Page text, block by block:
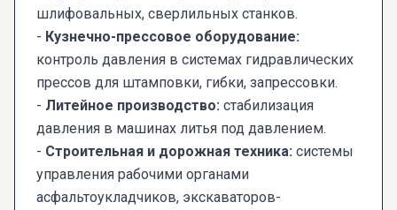
шлифовальных, сверлильных станков.
- Кузнечно-прессовое оборудование:
контроль давления в системах гидравлических
прессов для штамповки, гибки, запрессовки.
- Литейное производство: стабилизация
давления в машинах литья под давлением.
- Строительная и дорожная техника: системы
управления рабочими органами
асфальтоукладчиков, экскаваторов-